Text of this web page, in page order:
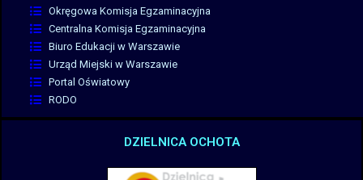
Okręgowa Komisja Egzaminacyjna
Centralna Komisja Egzaminacyjna
Biuro Edukacji w Warszawie
Urząd Miejski w Warszawie
Portal Oświatowy
RODO
DZIELNICA OCHOTA